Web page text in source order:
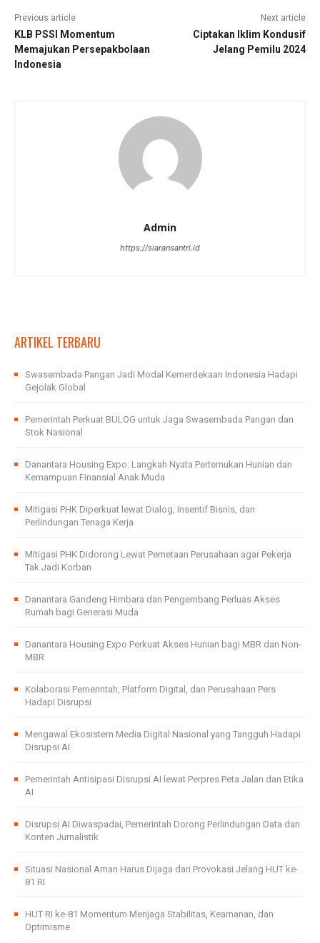
Previous article
KLB PSSI Momentum
Memajukan Persepakbolaan
Indonesia
Next article
Ciptakan Iklim Kondusif
Jelang Pemilu 2024
Admin
https://siaransantri.id
ARTIKEL TERBARU
Swasembada Pangan Jadi Modal Kemerdekaan Indonesia Hadapi
Gejolak Global
Pemerintah Perkuat BULOG untuk Jaga Swasembada Pangan dan
Stok Nasional
Danantara Housing Expo: Langkah Nyata Pertemukan Hunian dan
Kemampuan Finansial Anak Muda
Mitigasi PHK Diperkuat lewat Dialog, Insentif Bisnis, dan
Perlindungan Tenaga Kerja
Mitigasi PHK Didorong Lewat Pemetaan Perusahaan agar Pekerja
Tak Jadi Korban
Danantara Gandeng Himbara dan Pengembang Perluas Akses
Rumah bagi Generasi Muda
Danantara Housing Expo Perkuat Akses Hunian bagi MBR dan Non-
MBR
Kolaborasi Pemerintah, Platform Digital, dan Perusahaan Pers
Hadapi Disrupsi
Mengawal Ekosistem Media Digital Nasional yang Tangguh Hadapi
Disrupsi AI
Pemerintah Antisipasi Disrupsi AI lewat Perpres Peta Jalan dan Etika
AI
Disrupsi AI Diwaspadai, Pemerintah Dorong Perlindungan Data dan
Konten Jurnalistik
Situasi Nasional Aman Harus Dijaga dari Provokasi Jelang HUT ke-
81 RI
HUT RI ke-81 Momentum Menjaga Stabilitas, Keamanan, dan
Optimisme